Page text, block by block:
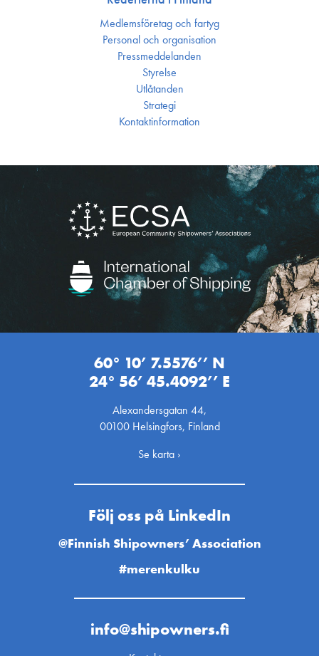
Medlemsföretag och fartyg
Personal och organisation
Press­meddelanden
Styrelse
Utlåtanden
Strategi
Kontakt­information
60° 10’ 7.5576’’ N
24° 56’ 45.4092’’ E
Alexandersgatan 44,
00100 Helsingfors, Finland
Se karta ›
Följ oss på LinkedIn
@Finnish Shipowners’ Association
#merenkulku
info@shipowners.fi